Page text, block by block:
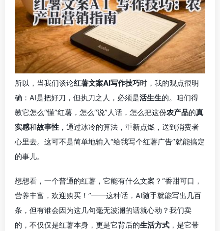
所以，当我们谈论红薯文案AI写作技巧时，我的观点很明
确：AI是把好刀，但执刀之人，必须是活生生的。咱们得
教它怎么“懂”红薯，怎么“说”人话，怎么把这份农产品的真
实感和故事性 ，通过冰冷的算法，重新点燃，送到消费者
心里去。这可不是简单地输入“给我写个红薯广告”就能搞定
的事儿。
想想看，一个普通的红薯，它能有什么文案？“香甜可口，
营养丰富，欢迎购买！”——这种话，AI随手就能写出几百
条，但有谁会因为这几句毫无波澜的话就心动？我们卖
的，不仅仅是红薯本身，更是它背后的生活方式 ，是它带